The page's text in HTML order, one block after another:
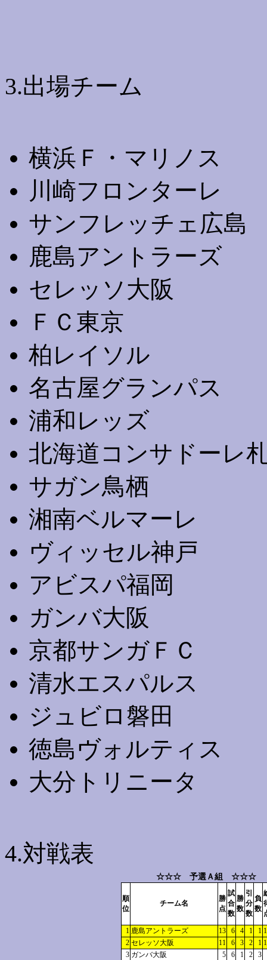
3.出場チーム
横浜Ｆ・マリノス
川崎フロンターレ
サンフレッチェ広島
鹿島アントラーズ
セレッソ大阪
ＦＣ東京
柏レイソル
名古屋グランパス
浦和レッズ
北海道コンサドーレ
サガン鳥栖
湘南ベルマーレ
ヴィッセル神戸
アビスパ福岡
ガンバ大阪
京都サンガＦＣ
清水エスパルス
ジュビロ磐田
徳島ヴォルティス
大分トリニータ
4.対戦表
☆☆☆ 予選Ａ組 ☆☆☆
順
位
チーム名
勝
点
試
合
数
勝
数
引
分
数
負
数
1 鹿島アントラーズ 13 6 4 1 1
2 セレッソ大阪 11 6 3 2 1
3 ガンバ大阪 5 6 1 2 3